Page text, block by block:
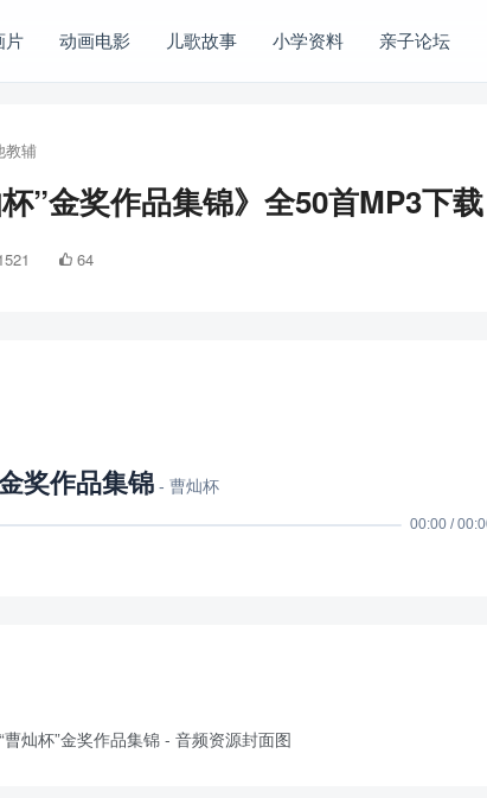
片 动画电影 儿歌故事 小学资料 亲子论坛
教辅
”金奖作品集锦》全50首MP3下载
64
奖作品集锦 - 曹灿杯
00:00 /